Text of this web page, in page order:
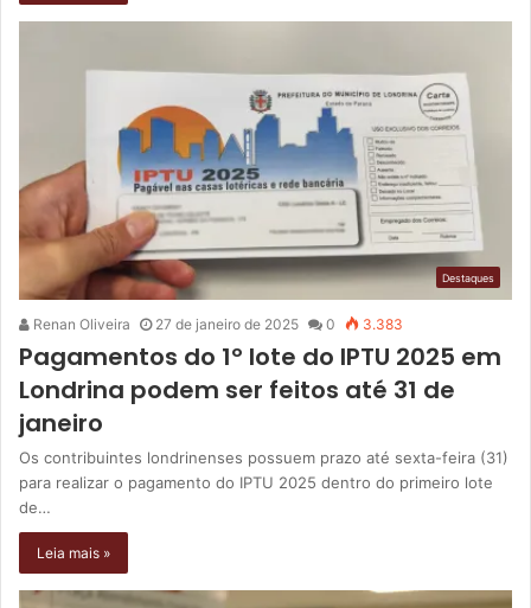
Destaques
Renan Oliveira 27 de janeiro de 2025 0 3.383
Pagamentos do 1º lote do IPTU 2025 em
Londrina podem ser feitos até 31 de
janeiro
Os contribuintes londrinenses possuem prazo até sexta-feira (31)
para realizar o pagamento do IPTU 2025 dentro do primeiro lote
de…
Leia mais »